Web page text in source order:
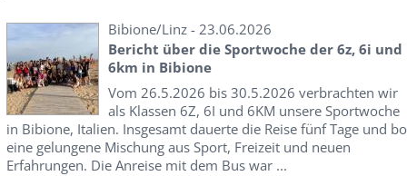
Bibione/Linz - 23.06.2026
Bericht über die Sportwoche der 6z, 6i und
6km in Bibione
Vom 26.5.2026 bis 30.5.2026 verbrachten wir
als Klassen 6Z, 6I und 6KM unsere Sportwoche
in Bibione, Italien. Insgesamt dauerte die Reise fünf Tage und
eine gelungene Mischung aus Sport, Freizeit und neuen
Erfahrungen. Die Anreise mit dem Bus war ...